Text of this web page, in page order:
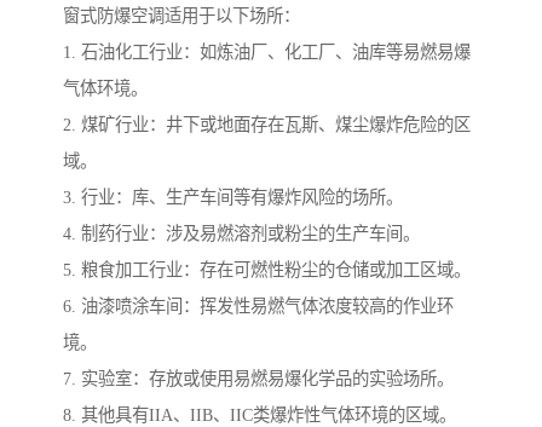
窗式防爆空调适用于以下场所：
1. 石油化工行业：如炼油厂、化工厂、油库等易燃易爆
气体环境。
2. 煤矿行业：井下或地面存在瓦斯、煤尘爆炸危险的区
域。
3. 行业：库、生产车间等有爆炸风险的场所。
4. 制药行业：涉及易燃溶剂或粉尘的生产车间。
5. 粮食加工行业：存在可燃性粉尘的仓储或加工区域。
6. 油漆喷涂车间：挥发性易燃气体浓度较高的作业环
境。
7. 实验室：存放或使用易燃易爆化学品的实验场所。
8. 其他具有IIA、IIB、IIC类爆炸性气体环境的区域。